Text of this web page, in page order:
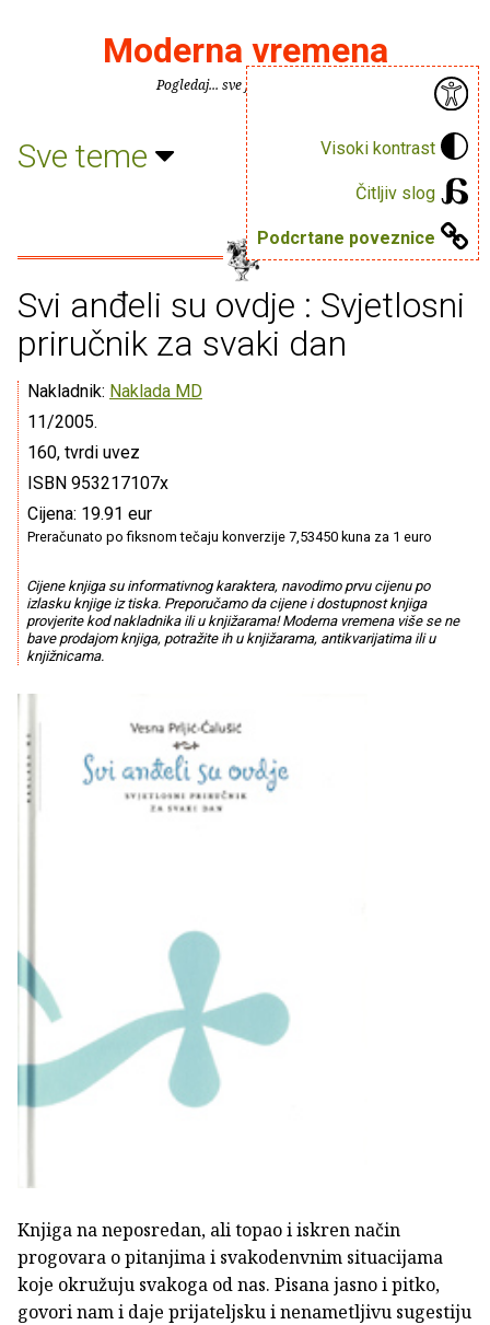
Visoki kontrast
Čitljiv slog
Podcrtane poveznice
Moderna vremena
Pogledaj... sve je puno knjiga.
Sve teme
Svi anđeli su ovdje : Svjetlosni
priručnik za svaki dan
Nakladnik: Naklada MD
11/2005.
160, tvrdi uvez
ISBN 953217107x
Cijena: 19.91 eur
Preračunato po fiksnom tečaju konverzije 7,53450 kuna za 1 euro
Cijene knjiga su informativnog karaktera, navodimo prvu cijenu po
izlasku knjige iz tiska. Preporučamo da cijene i dostupnost knjiga
provjerite kod nakladnika ili u knjižarama! Moderna vremena više se ne
bave prodajom knjiga, potražite ih u knjižarama, antikvarijatima ili u
knjižnicama.
Knjiga na neposredan, ali topao i iskren način
progovara o pitanjima i svakodenvnim situacijama
koje okružuju svakoga od nas. Pisana jasno i pitko,
govori nam i daje prijateljsku i nenametljivu sugestiju